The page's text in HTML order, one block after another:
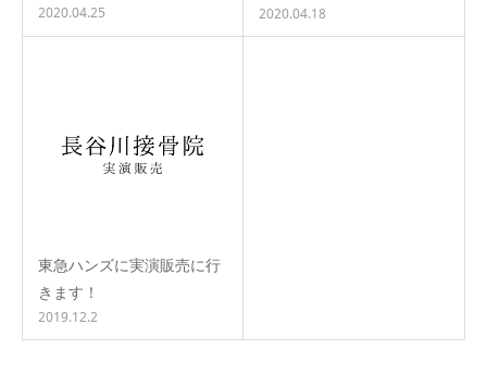
2020.04.25 2020.04.18
東急ハンズに実演販売に行
きます！
2019.12.2